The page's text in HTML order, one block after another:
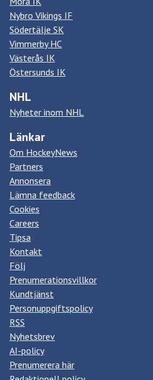
Nybro Vikings IF
Södertälje SK
Vimmerby HC
Västerås IK
Östersunds IK
NHL
Nyheter inom NHL
Länkar
Om HockeyNews
Partners
Annonsera
Lämna feedback
Cookies
Careers
Tipsa
Kontakt
Följ
Prenumerationsvillkor
Kundtjänst
Personuppgiftspolicy
RSS
Nyhetsbrev
AI-policy
Prenumerera här